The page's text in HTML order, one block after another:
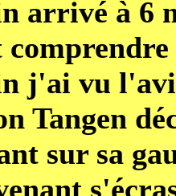
arrivé à 6
j'ai vu
Tangen
sur sa